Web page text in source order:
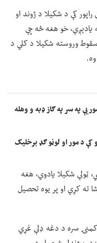
راپور کې د شکیلا د ژوند او
یادېږي، خو هغه څه چې
وروسته شکیلا د کلي د
یې په سر په ګاز ډبه و وهله
کې د مور او لوڼو ګډ برخلیک
ټولې شکیلا یادوي، هغه
ته کړي او پر یوه تحصیل
سره د دغه ډلې غړي